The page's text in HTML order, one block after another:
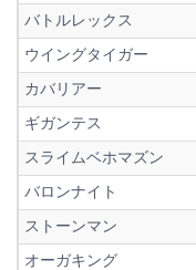
バトルレックス
ウイングタイガー
カバリアー
ギガンテス
スライムベホマズン
バロンナイト
ストーンマン
オーガキング